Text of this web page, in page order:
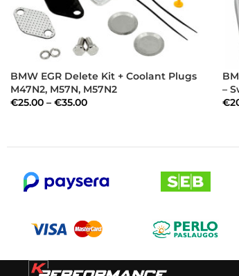
BMW EGR Delete Kit + Coolant Plugs
M47N2, M57N, M57N2
€25.00 – €35.00
–
€